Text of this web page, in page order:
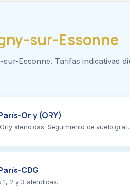
sur-Essonne
Essonne. Tarifas indicativas
Orly (ORY)
atendidas. Seguimiento de vuelo
CDG
1, 2 y 3 atendidas.